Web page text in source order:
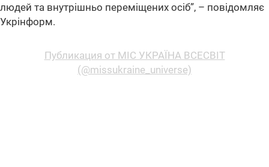
людей та внутрішньо переміщених осіб”, – повідомляє
Укрінформ.
Публикация от МІС УКРАЇНА ВСЕСВІТ
(@missukraine_universe)